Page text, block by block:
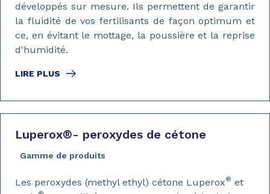
LIRE PLUS
développés sur mesure. Ils permettent de garantir
la fluidité de vos fertilisants de façon optimum et
ce, en évitant le mottage, la poussière et la reprise
d'humidité.
Luperox®- peroxydes de cétone
Gamme de produits
Les peroxydes (methyl ethyl) cétone Luperox® et